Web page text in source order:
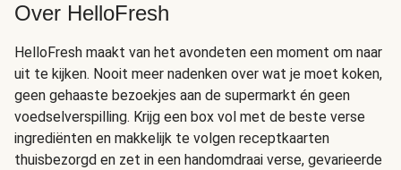
Over HelloFresh
HelloFresh maakt van het avondeten een moment om naar
uit te kijken. Nooit meer nadenken over wat je moet koken,
geen gehaaste bezoekjes aan de supermarkt én geen
voedselverspilling. Krijg een box vol met de beste verse
ingrediënten en makkelijk te volgen receptkaarten
thuisbezorgd en zet in een handomdraai verse, gevarieerde